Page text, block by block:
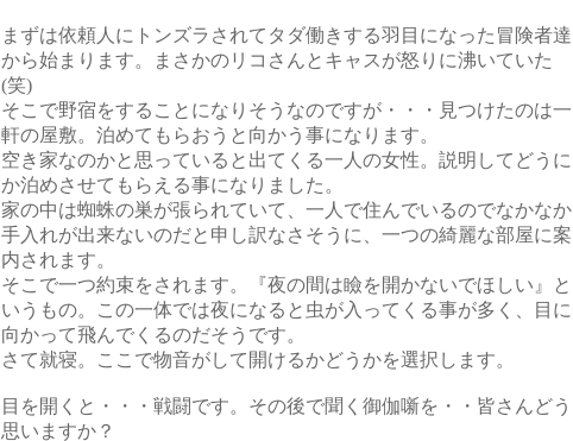
まずは依頼人にトンズラされてタダ働きする羽目になった冒険者達
から始まります。まさかのリコさんとキャスが怒りに沸いていた
(笑)
そこで野宿をすることになりそうなのですが・・・見つけたのは一
軒の屋敷。泊めてもらおうと向かう事になります。
空き家なのかと思っていると出てくる一人の女性。説明してどうに
か泊めさせてもらえる事になりました。
家の中は蜘蛛の巣が張られていて、一人で住んでいるのでなかなか
手入れが出来ないのだと申し訳なさそうに、一つの綺麗な部屋に案
内されます。
そこで一つ約束をされます。『夜の間は瞼を開かないでほしい』と
いうもの。この一体では夜になると虫が入ってくる事が多く、目に
向かって飛んでくるのだそうです。
さて就寝。ここで物音がして開けるかどうかを選択します。
目を開くと・・・戦闘です。その後で聞く御伽噺を・・皆さんどう
思いますか？